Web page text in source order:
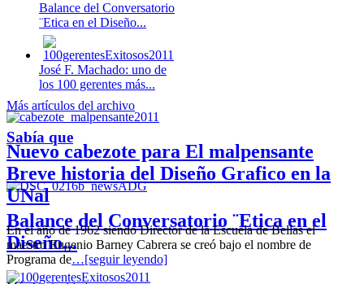
Balance del Conversatorio
¨Etica en el Diseño...
José F. Machado: uno de
los 100 gerentes más...
Nuevo cabezote para El malpensante
Balance del Conversatorio ¨Etica en el
Diseño...
Más artículos del archivo
Sabía que
Breve historia del Diseño Grafico en la
UNal
En el año de 1962 siendo Director de la Escuela de Bellas el
maestro Eugenio Barney Cabrera se creó bajo el nombre de
Programa de…[seguir leyendo]